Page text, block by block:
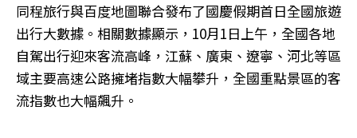
同程旅行與百度地圖聯合發布了國慶假期首日全國旅遊
出行大數據。相關數據顯示，10月1日上午，全國各地
自駕出行迎來客流高峰，江蘇、廣東、遼寧、河北等區
域主要高速公路擁堵指數大幅攀升，全國重點景區的客
流指數也大幅飆升。